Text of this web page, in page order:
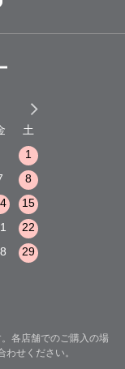
土
1
8
15
22
29
各店舗でのご購入の場
せください。